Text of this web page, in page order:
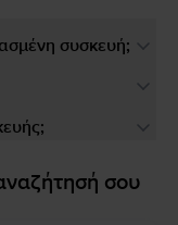
συσκευή;
σου